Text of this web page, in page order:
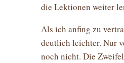
die Lektionen weiter
Als ich anfing zu
deutlich leichter. Nur
noch nicht. Die